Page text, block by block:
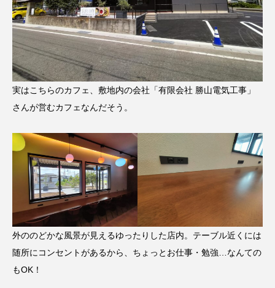
実はこちらのカフェ、敷地内の会社「有限会社 勝山電気工事」
さんが営むカフェなんだそう。
外ののどかな風景が見えるゆったりした店内。テーブル近くには
随所にコンセントがあるから、ちょっとお仕事・勉強…なんての
もOK！